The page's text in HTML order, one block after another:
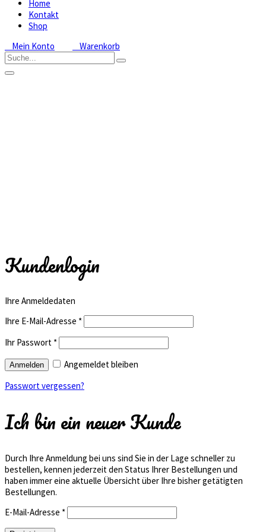
Home
Kontakt
Shop
Mein Konto
Warenkorb
Kundenlogin
Ihre Anmeldedaten
Ihre E-Mail-Adresse *
Ihr Passwort *
Angemeldet bleiben
Passwort vergessen?
Ich bin ein neuer Kunde
Durch Ihre Anmeldung bei uns sind Sie in der Lage schneller zu
bestellen, kennen jederzeit den Status Ihrer Bestellungen und
haben immer eine aktuelle Übersicht über Ihre bisher getätigten
Bestellungen.
E-Mail-Adresse *